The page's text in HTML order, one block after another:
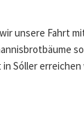
unsere Fahrt
Sóller erreichen